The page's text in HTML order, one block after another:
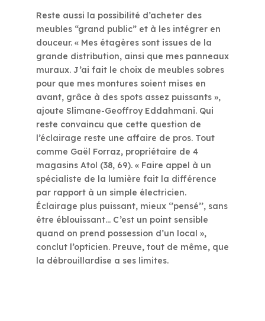
Reste aussi la possibilité d’acheter des
meubles “grand public” et à les intégrer en
douceur. « Mes étagères sont issues de la
grande distribution, ainsi que mes panneaux
muraux. J’ai fait le choix de meubles sobres
pour que mes montures soient mises en
avant, grâce à des spots assez puissants »,
ajoute Slimane-Geoffroy Eddahmani. Qui
reste convaincu que cette question de
l’éclairage reste une affaire de pros. Tout
comme Gaël Forraz, propriétaire de 4
magasins Atol (38, 69). « Faire appel à un
spécialiste de la lumière fait la différence
par rapport à un simple électricien.
Éclairage plus puissant, mieux ‘’pensé’’, sans
être éblouissant… C’est un point sensible
quand on prend possession d’un local »,
conclut l’opticien. Preuve, tout de même, que
la débrouillardise a ses limites.